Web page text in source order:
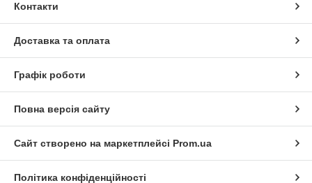
Контакти
Доставка та оплата
Графік роботи
Повна версія сайту
Сайт створено на маркетплейсі Prom.ua
Політика конфіденційності